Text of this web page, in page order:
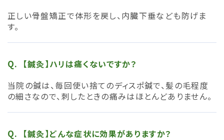
正しい骨盤矯正で体形を戻し、内臓下垂なども防げま
す。
【鍼灸】ハリは痛くないですか？
当院の鍼は、毎回使い捨てのディスポ鍼で、髪の毛程度
の細さなので、刺したときの痛みはほとんどありません。
【鍼灸】どんな症状に効果がありますか？